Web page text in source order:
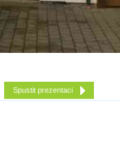
Spustit prezentaci